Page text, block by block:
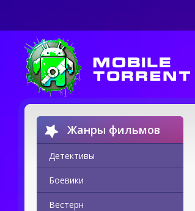
Жанры фильмов
Детективы
Боевики
Вестерн